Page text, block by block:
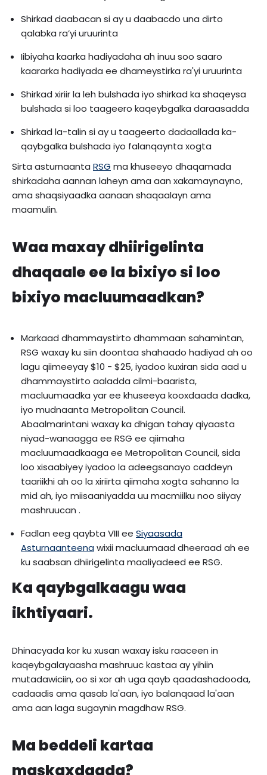
Shirkad daabacan si ay u daabacdo una dirto
qalabka ra’yi uruurinta
Iibiyaha kaarka hadiyadaha ah inuu soo saaro
kaararka hadiyada ee dhameystirka ra'yi uruurinta
Shirkad xiriir la leh bulshada iyo shirkad ka shaqeysa
bulshada si loo taageero kaqeybgalka daraasadda
Shirkad la-talin si ay u taageerto dadaallada ka-
qaybgalka bulshada iyo falanqaynta xogta
Sirta asturnaanta RSG ma khuseeyo dhaqamada
shirkadaha aannan laheyn ama aan xakamaynayno,
ama shaqsiyaadka aanaan shaqaalayn ama
maamulin.
Waa maxay dhiirigelinta
dhaqaale ee la bixiyo si loo
bixiyo macluumaadkan?
Markaad dhammaystirto dhammaan sahamintan,
RSG waxay ku siin doontaa shahaado hadiyad ah oo
lagu qiimeeyay $10 - $25, iyadoo kuxiran sida aad u
dhammaystirto aaladda cilmi-baarista,
macluumaadka yar ee khuseeya kooxdaada dadka,
iyo mudnaanta Metropolitan Council.
Abaalmarintani waxay ka dhigan tahay qiyaasta
niyad-wanaagga ee RSG ee qiimaha
macluumaadkaaga ee Metropolitan Council, sida
loo xisaabiyey iyadoo la adeegsanayo caddeyn
taariikhi ah oo la xiriirta qiimaha xogta sahanno la
mid ah, iyo miisaaniyadda uu macmiilku noo siiyay
mashruucan .
Fadlan eeg qaybta VIII ee Siyaasada
Asturnaanteenawixii macluumaad dheeraad ah ee
ku saabsan dhiirigelinta maaliyadeed ee RSG.
Ka qaybgalkaagu waa
ikhtiyaari.
Dhinacyada kor ku xusan waxay isku raaceen in
kaqeybgalayaasha mashruuc kastaa ay yihiin
mutadawiciin, oo si xor ah uga qayb qaadashadooda,
cadaadis ama qasab la'aan, iyo balanqaad la'aan
ama aan laga sugaynin magdhaw RSG.
Ma beddeli kartaa
maskaxdaada?